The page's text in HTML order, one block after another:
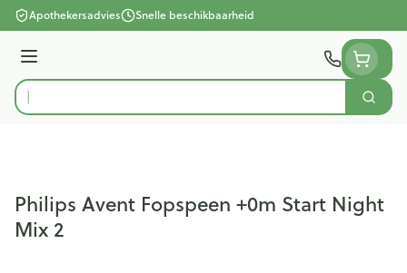
Ga naar de inhoud
Apothekersadvies Snelle beschikbaarheid
Menu
Product, merk, categorie...
Zoek
Philips Avent Fopspeen +0m Start Night
Mix 2